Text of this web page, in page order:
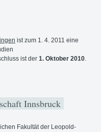
ist zum 1. 4. 2011 eine
ist der 1. Oktober 2010.
Innsbruck
Fakultät der Leopold-